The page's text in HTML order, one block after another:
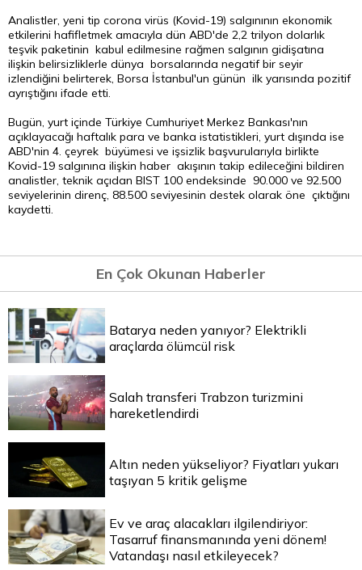
Analistler, yeni tip corona virüs (Kovid-19) salgınının ekonomik
etkilerini hafifletmek amacıyla dün ABD'de 2,2 trilyon dolarlık
teşvik paketinin kabul edilmesine rağmen salgının gidişatına
ilişkin belirsizliklerle dünya borsalarında negatif bir seyir
izlendiğini belirterek, Borsa İstanbul'un günün ilk yarısında pozitif
ayrıştığını ifade etti.
Bugün, yurt içinde Türkiye Cumhuriyet Merkez Bankası'nın
açıklayacağı haftalık para ve banka istatistikleri, yurt dışında ise
ABD'nin 4. çeyrek büyümesi ve işsizlik başvurularıyla birlikte
Kovid-19 salgınına ilişkin haber akışının takip edileceğini bildiren
analistler, teknik açıdan BIST 100 endeksinde 90.000 ve 92.500
seviyelerinin direnç, 88.500 seviyesinin destek olarak öne çıktığını
kaydetti.
En Çok Okunan Haberler
Batarya neden yanıyor? Elektrikli
araçlarda ölümcül risk
Salah transferi Trabzon turizmini
hareketlendirdi
Altın neden yükseliyor? Fiyatları yukarı
taşıyan 5 kritik gelişme
Ev ve araç alacakları ilgilendiriyor:
Tasarruf finansmanında yeni dönem!
Vatandaşı nasıl etkileyecek?